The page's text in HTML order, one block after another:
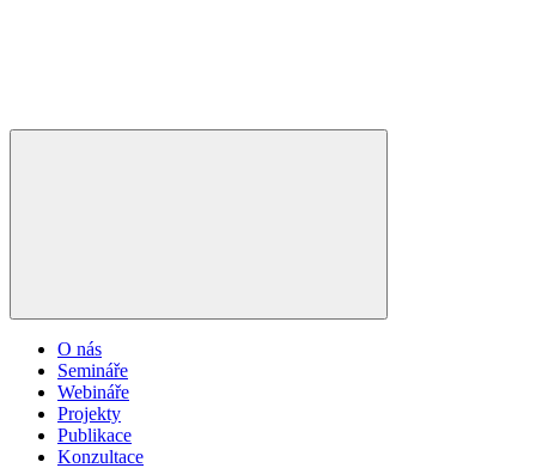
O nás
Semináře
Webináře
Projekty
Publikace
Konzultace